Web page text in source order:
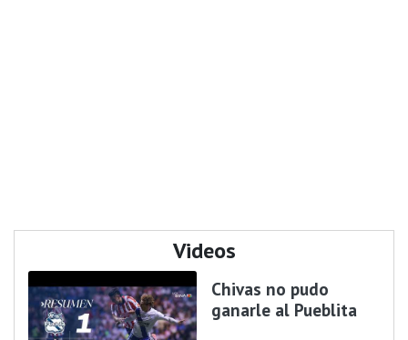
Videos
Chivas no pudo
ganarle al Pueblita